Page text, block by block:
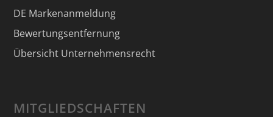
DE Markenanmeldung
Bewertungsentfernung
Übersicht Unternehmensrecht
MITGLIEDSCHAFTEN